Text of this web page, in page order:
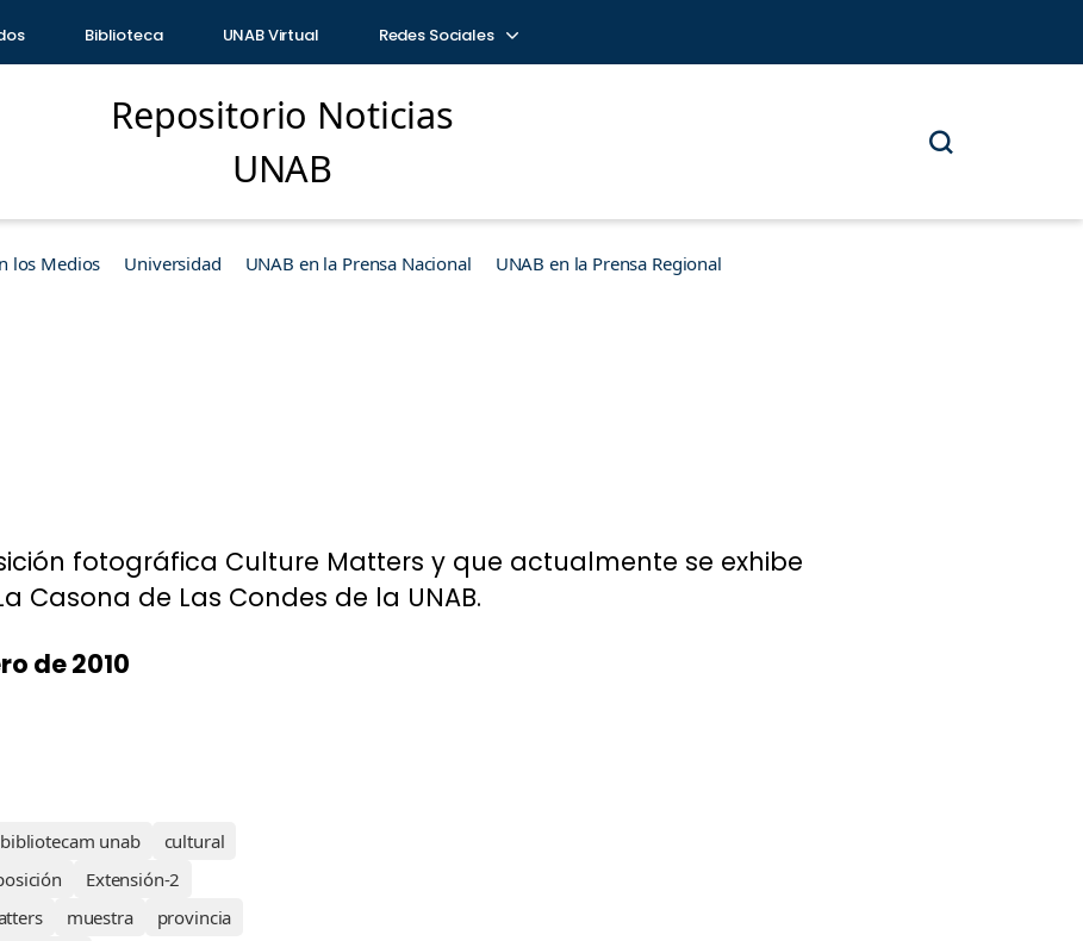
Biblioteca UNAB Virtual Redes Sociales
Repositorio Noticias
UNAB
los Medios Universidad UNAB en la Prensa Nacional UNAB en la Prensa Regional
fotográfica Culture Matters y que actualmente se exhibe
Casona de Las Condes de la UNAB.
de 2010
bibliotecam unab
cultural
Extensión-2
muestra
provincia